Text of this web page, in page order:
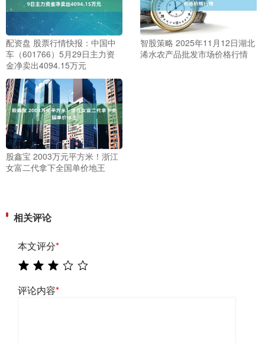
配资盘 股票行情快报：中国中
车（601766）5月29日主力资
金净卖出4094.15万元
智股策略 2025年11月12日湖北
浠水农产品批发市场价格行情
股鑫宝 2003万元平方米！浙江
女富二代拿下全国单价地王
相关评论
本文评分*
评论内容*